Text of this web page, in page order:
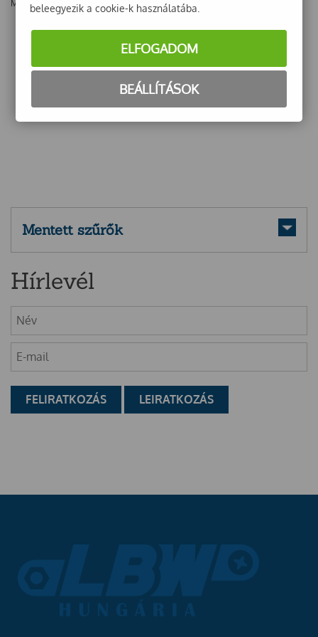
Még nincsenek vélemények ehhez a termékhez!
Mentett szűrők
Hírlevél
beleegyezik a cookie-k használatába.
ELFOGADOM
BEÁLLÍTÁSOK